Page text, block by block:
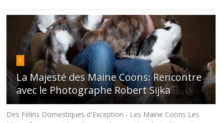
5
La Majesté des Maine Coons: Rencontre
avec le Photographe Robert Sijka
Des Félins Domestiques d'Exception - Les Maine Coons Les